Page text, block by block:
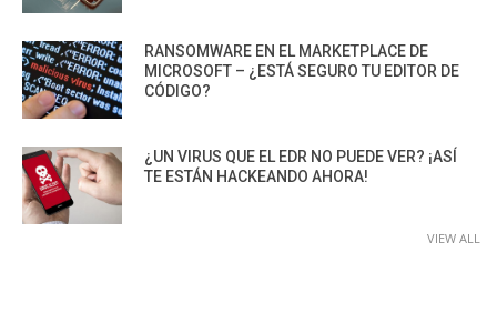
RANSOMWARE EN EL MARKETPLACE DE
MICROSOFT – ¿ESTÁ SEGURO TU EDITOR DE
CÓDIGO?
¿UN VIRUS QUE EL EDR NO PUEDE VER? ¡ASÍ
TE ESTÁN HACKEANDO AHORA!
VIEW ALL